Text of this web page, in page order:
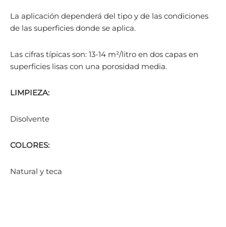
La aplicación dependerá del tipo y de las condiciones
de las superficies donde se aplica.
Las cifras típicas son: 13-14 m²/litro en dos capas en
superficies lisas con una porosidad media.
LIMPIEZA:
Disolvente
COLORES:
Natural y teca